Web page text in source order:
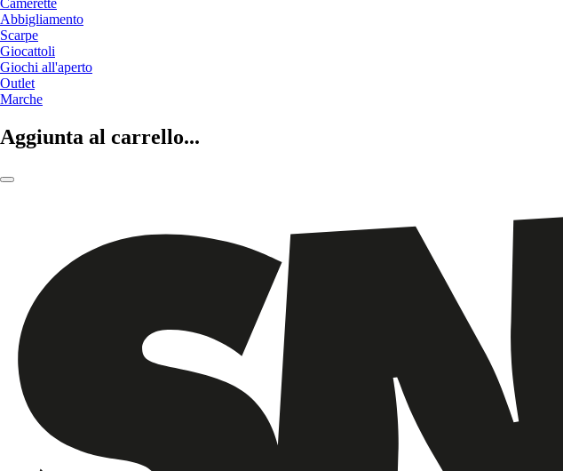
Abbigliamento
Scarpe
Giocattoli
Giochi all'aperto
Outlet
Marche
Aggiunta al carrello...